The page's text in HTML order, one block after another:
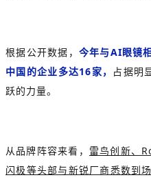
根据公开数据， 今年与AI眼镜
中国的企业多达16家， 占据明
跃的力量。
从品牌阵容来看， 雷鸟创新、
闪极等头部与新锐厂商悉数到场